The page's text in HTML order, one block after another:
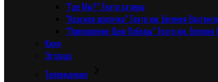
“Где Мы?”.Театр сатиры
“Красная шапочка”.Театр им. Евгения
“Приношение Дню Победы”.Театр им. Евгения
Кино
Эстрада
Телевидение